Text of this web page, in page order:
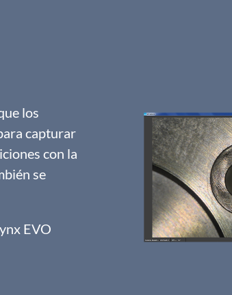
los
capturar
con la
se
EVO